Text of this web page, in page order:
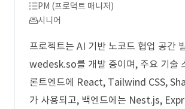
PM (프로덕트 매니저)
시니어
프로젝트는 AI 기반 노코드 협업 공간
wedesk.so를 개발 중이며, 주요 기술
론트엔드에 React, Tailwind CSS,
가 사용되고, 백엔드에는 Nest.js,